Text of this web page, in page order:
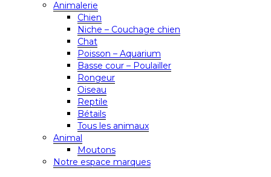
Animalerie
Chien
Niche – Couchage chien
Chat
Poisson – Aquarium
Basse cour – Poulailler
Rongeur
Oiseau
Reptile
Bétails
Tous les animaux
Animal
Moutons
Notre espace marques